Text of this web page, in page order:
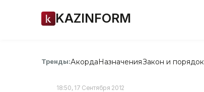
KAZINFORM
Тренды:АкордаНазначенияЗакон и порядок
18:50, 17 Сентября 2012